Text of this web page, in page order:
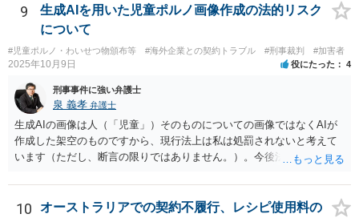
れます。 ただし、家具名や特徴的な形状を商品名・広告に大きく表示
し、公式商品やライセンス商品と誤認させる販売方法であれば、商標
が認められる場合は、著作権も別途問題となります。 無料のSNS投稿
やプレゼントでも、著作権侵害は成立し得ます。商標権については、
有料か無料かよりも、商標として使用しているかが重要です。 また、
日本の商標権は原則として日本国内にのみ効力を持ちます。外国で販
売する場合は、販売国の商標・意匠等を確認する必要があります。 他
の作家の例は、許諾を得ている、権利が消滅している、侵害に当たら
ない、又は単に権利行使されていないなど、様々な可能性がありま
す。他人が販売していることだけでは、適法とは判断できません。
9
生成AIを用いた児童ポルノ画像作成の法的リスク
について
#児童ポルノ・わいせつ物頒布等 #海外企業との契約トラブル #刑事裁判 #加害者
2025年10月9日 役にたった 4
刑事事件に強い弁護士
泉 義孝 弁護士
生成AIの画像は人（「児童」）そのものについての画像ではなくAIが
作成した架空のものですから、現行法上は私は処罰されないと考えて
います（ただし、断言の限りではありません。）。今後法律改正があ
かどうか不明ですが、よろしくお願いいたします。
10
オーストラリアでの契約不履行、レシピ使用料の